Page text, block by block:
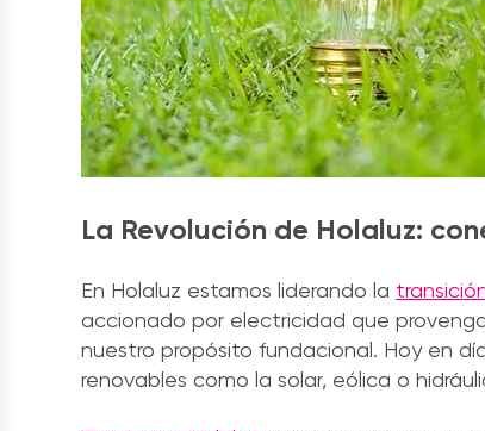
La Revolución de Holaluz:
En Holaluz estamos liderando la
accionado por electricidad que
nuestro propósito fundacional. Hoy en
renovables como la solar, eólica o